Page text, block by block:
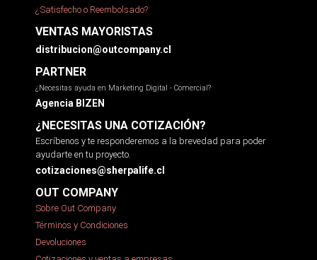
¿Satisfecho o Reembolsado?
VENTAS MAYORISTAS
distribucion@outcompany.cl
PARTNER
¿Necesitas ayuda en Marketing Digital - Comercial?
Agencia BIZEN
¿NECESITAS UNA COTIZACIÓN?
Escríbenos y te responderemos a la brevedad para poder
ayudarte en tu proyecto.
cotizaciones@sherpalife.cl
OUT COMPANY
Sobre Out Company
Términos y Condiciones
Devoluciones